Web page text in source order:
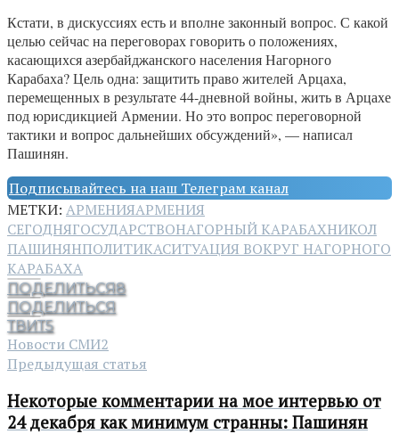
Кстати, в дискуссиях есть и вполне законный вопрос. С какой
целью сейчас на переговорах говорить о положениях,
касающихся азербайджанского населения Нагорного
Карабаха? Цель одна: защитить право жителей Арцаха,
перемещенных в результате 44-дневной войны, жить в Арцахе
под юрисдикцией Армении. Но это вопрос переговорной
тактики и вопрос дальнейших обсуждений», — написал
Пашинян.
Подписывайтесь на наш Телеграм канал
МЕТКИ: АРМЕНИЯАРМЕНИЯ
СЕГОДНЯГОСУДАРСТВОНАГОРНЫЙ КАРАБАХНИКОЛ
ПАШИНЯНПОЛИТИКАСИТУАЦИЯ ВОКРУГ НАГОРНОГО
КАРАБАХА
ПОДЕЛИТЬСЯ8
ПОДЕЛИТЬСЯ
ТВИТ5
Новости СМИ2
Предыдущая статья
Некоторые комментарии на мое интервью от
24 декабря как минимум странны: Пашинян